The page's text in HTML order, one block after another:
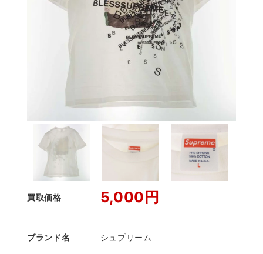
買取価格 5,000円
ブランド名 シュプリーム